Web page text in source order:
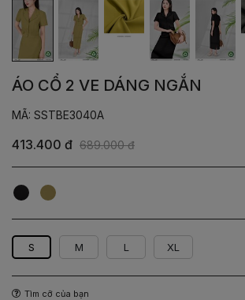
ÁO CỔ 2 VE DÁNG NGẮN
MÃ: SSTBE3040A
413.400 đ 689.000 đ
Đen Rêu
S M L XL
Tìm cỡ của bạn